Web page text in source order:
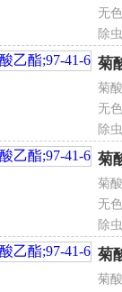
112℃ 10mm Hg
无
除
酯;
菊
菊
无
除
酯;
菊
菊
无
除
酯;
菊
菊